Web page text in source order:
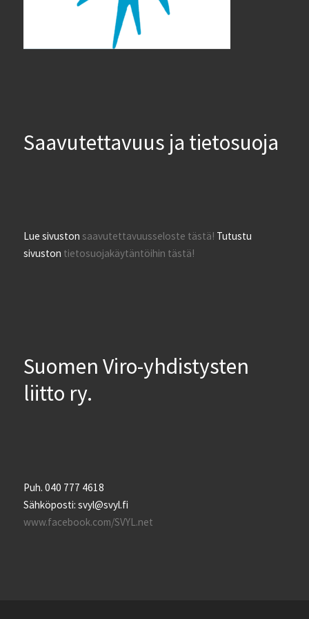
Saavutettavuus ja tietosuoja
Lue sivustonsaavutettavuusseloste tästä! Tutustu
sivuston tietosuojakäytäntöihin tästä!
Suomen Viro-yhdistysten
liitto ry.
Puh. 040 777 4618
Sähköposti: svyl@svyl.fi
www.facebook.com/SVYL.net